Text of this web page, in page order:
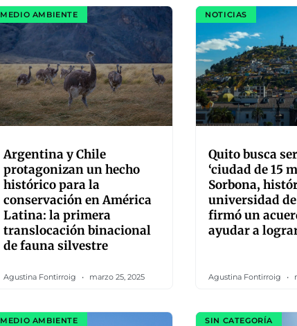
MEDIO AMBIENTE
Argentina y Chile
protagonizan un hecho
histórico para la
conservación en América
Latina: la primera
translocación binacional
de fauna silvestre
Agustina Fontirroig marzo 25, 2025
NOTICIAS
Quito busca
‘ciudad de 15
Sorbona,
universidad
firmó un
ayudar a
Agustina Fontirroig
MEDIO AMBIENTE SIN CATEGORÍA